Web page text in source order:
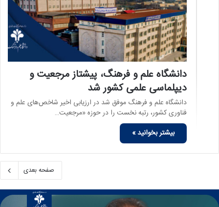
دانشگاه علم و فرهنگ، پیشتاز مرجعیت و
دیپلماسی علمی کشور شد
دانشگاه علم و فرهنگ موفق شد در ارزیابی اخیر شاخص‌های علم و
فناوری کشور، رتبه نخست را در حوزه «مرجعیت…
بیشتر بخوانید »
صفحه بعدی